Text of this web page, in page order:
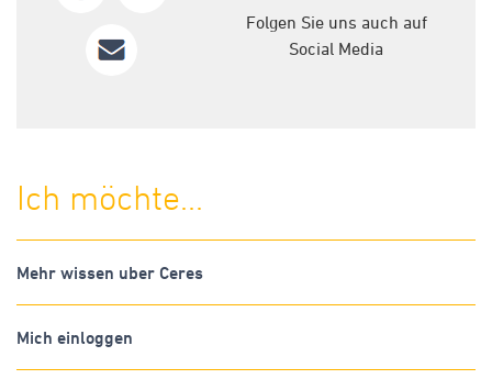
Folgen Sie uns auch auf
Social Media
Ich möchte...
Mehr wissen uber Ceres
Mich einloggen